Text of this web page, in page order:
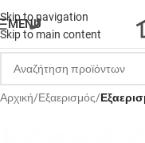
Skip to navigation
Skip to main content
MENU
Αρχική Εξαερισμός